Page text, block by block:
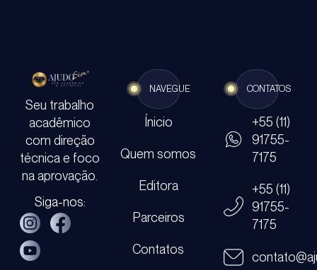
Seu trabalho
acadêmico
com direção
técnica e foco
na aprovação.
Siga-nos:
NAVEGUE
Ínicio
Quem somos
Editora
Parceiros
Contatos
CONTATOS
+55 (11)
91755-
7175
+55 (11)
91755-
7175